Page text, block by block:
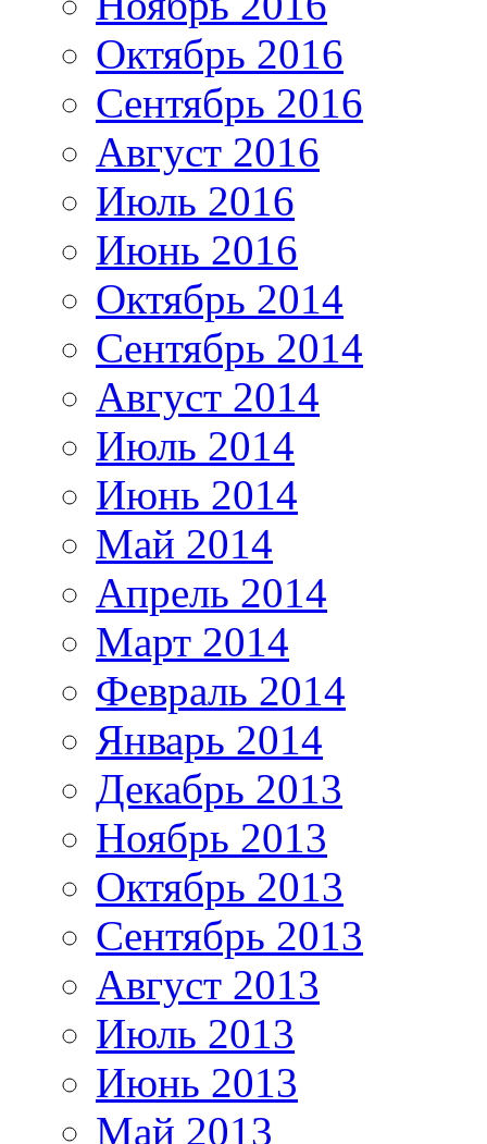
Октябрь 2016
Сентябрь 2016
Август 2016
Июль 2016
Июнь 2016
Октябрь 2014
Сентябрь 2014
Август 2014
Июль 2014
Июнь 2014
Май 2014
Апрель 2014
Март 2014
Февраль 2014
Январь 2014
Декабрь 2013
Ноябрь 2013
Октябрь 2013
Сентябрь 2013
Август 2013
Июль 2013
Июнь 2013
Май 2013